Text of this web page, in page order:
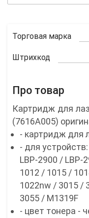
Торговая марка
Штрихкод
Про товар
Картридж для
(7616A005)
- картридж для
- для
LBP-2900 / LBP-
1012 / 1015 /
1022nw / 3015 /
3055 / M1319F
- цвет тонера -